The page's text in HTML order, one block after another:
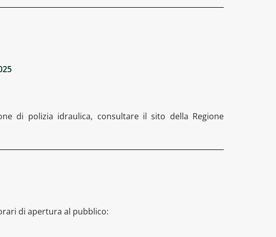
di polizia idraulica, consultare il sito della Regione
di apertura al pubblico: